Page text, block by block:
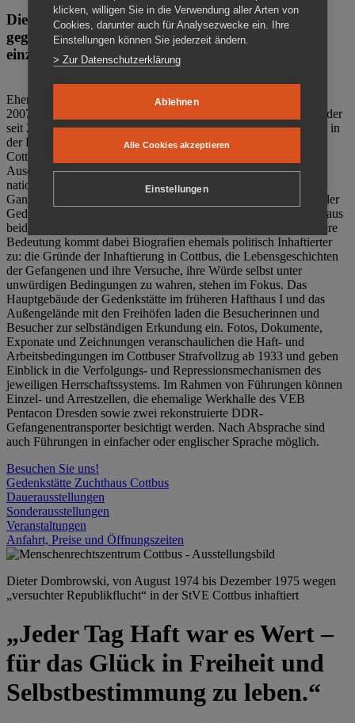
Die Gedenkstätte Zuchthaus Cottbus ist ein Ort
gegen das Vergessen. Anschaulich, nah und
einzigartig.
Ehemalige politische Häftlinge der DDR gründeten im Oktober
2007 den Verein Menschenrechtszentrum Cottbus e. V. (MRZ), der
seit 2011 Eigentümer des ehemaligen Gefängnisses (1860-2002) in
der Bautzener Straße und Träger der Gedenkstätte Zuchthaus
Cottbus ist. Im Zentrum der Arbeit der Gedenkstätte steht die
Auseinandersetzung mit politischem Unrecht während der
nationalsozialistischen Terrorherrschaft und der SED-Diktatur.
Ganzjährig zeigen mehrere Dauer- und Sonderausstellungen in der
Gedenkstätte Zuchthaus Cottbus Beispiele politischen Unrechts aus
beiden deutschen Diktaturen des 20. Jahrhunderts. Eine besondere
Bedeutung kommt dabei Biografien ehemals politisch Inhaftierter
zu: die Gründe der Inhaftierung in Cottbus, die Lebensgeschichten
der Gefangenen und ihre Versuche, ihre Würde selbst unter
unwürdigen Bedingungen zu wahren, stehen im Fokus. Das
Hauptgebäude der Gedenkstätte im früheren Hafthaus I und das
Außengelände mit den Freihöfen laden die Besucherinnen und
Besucher zur selbständigen Erkundung ein. Fotos, Dokumente,
Exponate und Zeichnungen veranschaulichen die Haft- und
Arbeitsbedingungen im Cottbuser Strafvollzug ab 1933 und geben
Einblick in die Verfolgungs- und Repressionsmechanismen des
jeweiligen Herrschaftssystems. Im Rahmen von Führungen können
Einzel- und Arrestzellen, die ehemalige Werkhalle des VEB
Pentacon Dresden sowie zwei rekonstruierte DDR-
Gefangenentransporter besichtigt werden. Nach Absprache sind
auch Führungen in einfacher oder englischer Sprache möglich.
Besuchen Sie uns!
Gedenkstätte Zuchthaus Cottbus
Dauerausstellungen
Sonderausstellungen
Veranstaltungen
Anfahrt, Preise und Öffnungszeiten
Dieter Dombrowski, von August 1974 bis Dezember 1975 wegen
„versuchter Republikflucht“ in der StVE Cottbus inhaftiert
„Jeder Tag Haft war es Wert –
für das Glück in Freiheit und
Selbstbestimmung zu leben.“
klicken, willigen Sie in die Verwendung aller Arten von
Cookies, darunter auch für Analysezwecke ein. Ihre
Einstellungen können Sie jederzeit ändern.
> Zur Datenschutzerklärung
Ablehnen
Alle Cookies akzeptieren
Einstellungen